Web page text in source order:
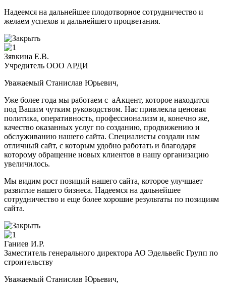
Надеемся на дальнейшее плодотворное сотрудничество и
желаем успехов и дальнейшего процветания.
Зявкина Е.В.
Учредитель ООО АРДИ
Уважаемый Станислав Юрьевич,
Уже более года мы работаем с аАкцент, которое находится
под Вашим чутким руководством. Нас привлекла ценовая
политика, оперативность, профессионализм и, конечно же,
качество оказанных услуг по созданию, продвижению и
обслуживанию нашего сайта. Специалисты создали нам
отличный сайт, с которым удобно работать и благодаря
которому обращение новых клиентов в нашу организацию
увеличилось.
Мы видим рост позиций нашего сайта, которое улучшает
развитие нашего бизнеса. Надеемся на дальнейшее
сотрудничество и еще более хорошие результаты по позициям
сайта.
Ганиев И.Р.
Заместитель генерального директора АО Эдельвейс Групп по
строительству
Уважаемый Станислав Юрьевич,